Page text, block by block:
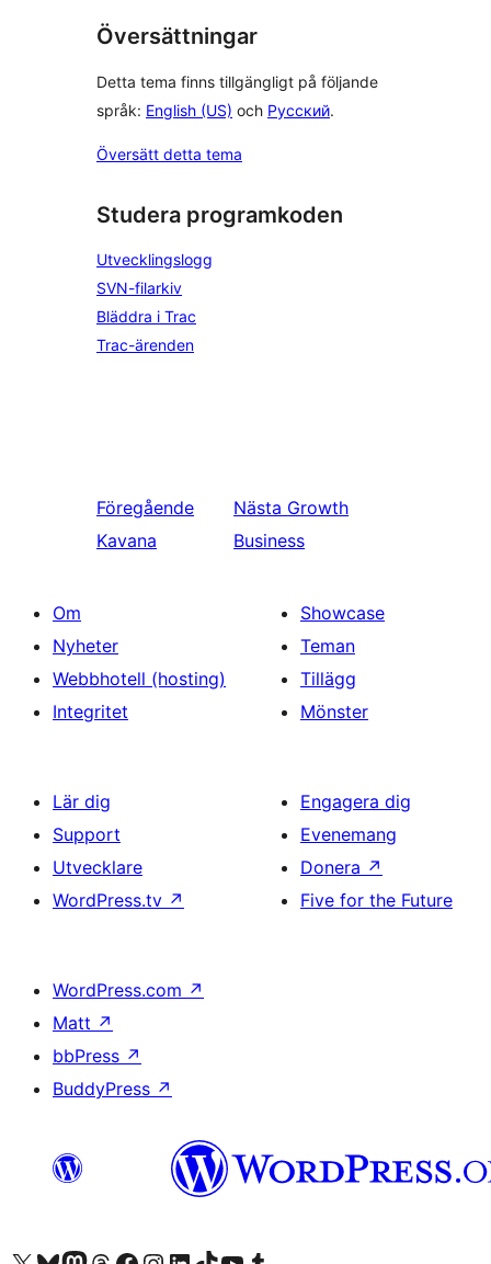
Översättningar
Detta tema finns tillgängligt på följande
språk: English (US) och Русский.
Översätt detta tema
Studera programkoden
Utvecklingslogg
SVN-filarkiv
Bläddra i Trac
Trac-ärenden
Föregående
Kavana
Nästa Growth
Business
Om
Nyheter
Webbhotell (hosting)
Integritet
Showcase
Teman
Tillägg
Mönster
Lär dig
Support
Utvecklare
WordPress.tv ↗
Engagera dig
Evenemang
Donera ↗
Five for the Future
WordPress.com ↗
Matt ↗
bbPress ↗
BuddyPress ↗